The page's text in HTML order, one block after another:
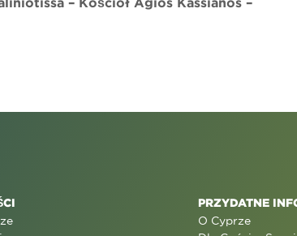
PRZYDATNE
O Cyprze